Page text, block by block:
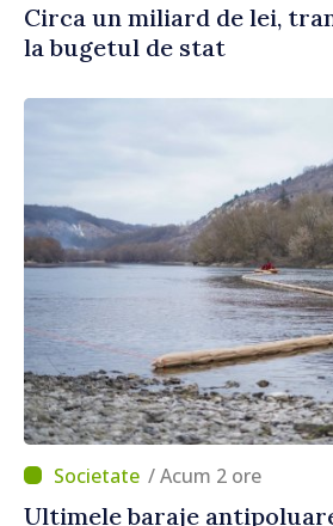
Circa un miliard de lei,
la bugetul de stat
/ Acum 2 ore
Ultimele baraje